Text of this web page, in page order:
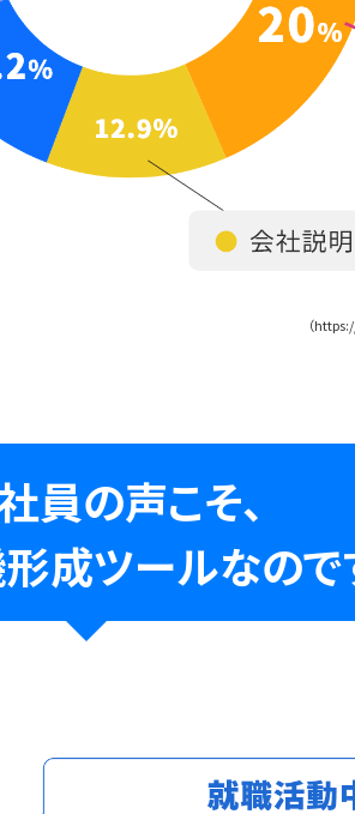
（
員の声こそ、
成ツールなので